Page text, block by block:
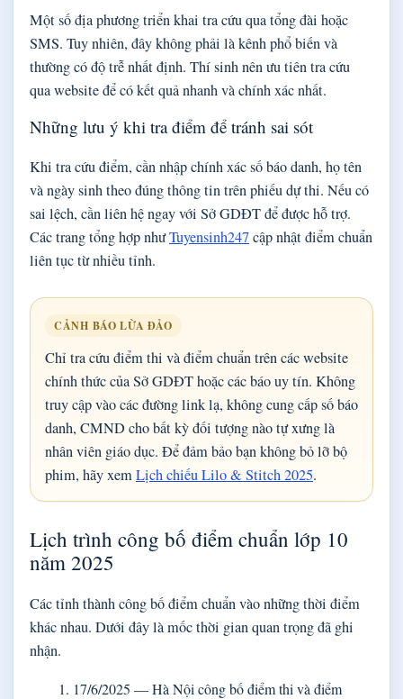
Một số địa phương triển khai tra cứu qua tổng đài hoặc
SMS. Tuy nhiên, đây không phải là kênh phổ biến và
thường có độ trễ nhất định. Thí sinh nên ưu tiên tra cứu
qua website để có kết quả nhanh và chính xác nhất.
Những lưu ý khi tra điểm để tránh sai sót
Khi tra cứu điểm, cần nhập chính xác số báo danh, họ tên
và ngày sinh theo đúng thông tin trên phiếu dự thi. Nếu có
sai lệch, cần liên hệ ngay với Sở GDĐT để được hỗ trợ.
Các trang tổng hợp nhưTuyensinh247cập nhật điểm chuẩn
liên tục từ nhiều tỉnh.
CẢNH BÁO LỪA ĐẢO
Chỉ tra cứu điểm thi và điểm chuẩn trên các website
chính thức của Sở GDĐT hoặc các báo uy tín. Không
truy cập vào các đường link lạ, không cung cấp số báo
danh, CMND cho bất kỳ đối tượng nào tự xưng là
nhân viên giáo dục. Để đảm bảo bạn không bỏ lỡ bộ
phim, hãy xemLịch chiếu Lilo & Stitch 2025.
Lịch trình công bố điểm chuẩn lớp 10
năm 2025
Các tỉnh thành công bố điểm chuẩn vào những thời điểm
khác nhau. Dưới đây là mốc thời gian quan trọng đã ghi
nhận.
17/6/2025 — Hà Nội công bố điểm thi và điểm